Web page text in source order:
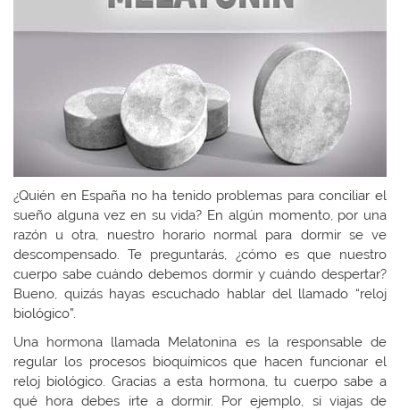
¿Quién en España no ha tenido problemas para conciliar el
sueño alguna vez en su vida? En algún momento, por una
razón u otra, nuestro horario normal para dormir se ve
descompensado. Te preguntarás, ¿cómo es que nuestro
cuerpo sabe cuándo debemos dormir y cuándo despertar?
Bueno, quizás hayas escuchado hablar del llamado “reloj
biológico”.
Una hormona llamada Melatonina es la responsable de
regular los procesos bioquímicos que hacen funcionar el
reloj biológico. Gracias a esta hormona, tu cuerpo sabe a
qué hora debes irte a dormir. Por ejemplo, si viajas de